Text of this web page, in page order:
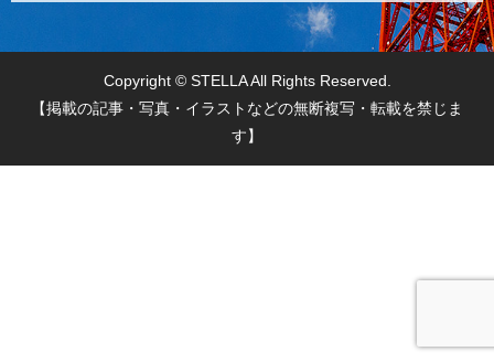
Copyright © STELLA All Rights Reserved.
【掲載の記事・写真・イラストなどの無断複写・転載を禁じま
す】